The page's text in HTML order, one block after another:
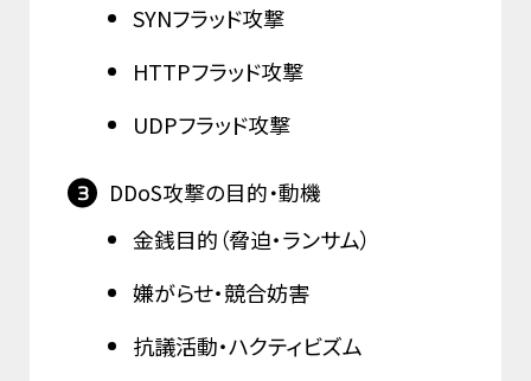
SYNフラッド攻撃
HTTPフラッド攻撃
UDPフラッド攻撃
DDoS攻撃の目的・動機
金銭目的（脅迫・ランサム）
嫌がらせ・競合妨害
抗議活動・ハクティビズム